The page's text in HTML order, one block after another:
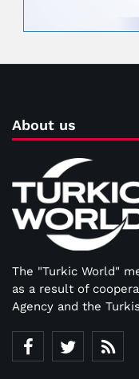
About us
The "Turkic World"
as a result of
Agency and the